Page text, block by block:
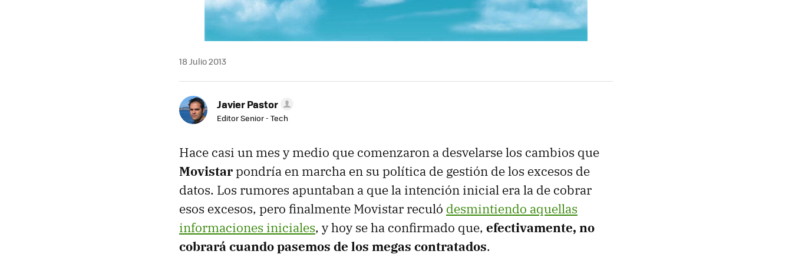
18 Julio 2013
Javier Pastor
Editor Senior - Tech
Hace casi un mes y medio que comenzaron a desvelarse los cambios que
Movistarpondría en marcha en su política de gestión de los excesos de
datos. Los rumores apuntaban a que la intención inicial era la de cobrar
esos excesos, pero finalmente Movistar reculó desmintiendo aquellas
informaciones iniciales, y hoy se ha confirmado que, efectivamente, no
cobrará cuando pasemos de los megas contratados.